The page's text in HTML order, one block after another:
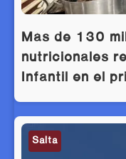
Más de 130
nutricionales
Infantil en el
Salta